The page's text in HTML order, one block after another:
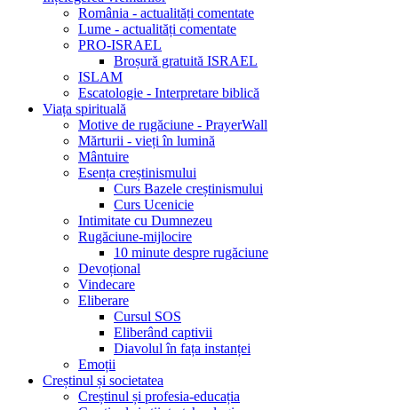
România - actualități comentate
Lume - actualități comentate
PRO-ISRAEL
Broșură gratuită ISRAEL
ISLAM
Escatologie - Interpretare biblică
Viața spirituală
Motive de rugăciune - PrayerWall
Mărturii - vieți în lumină
Mântuire
Esența creștinismului
Curs Bazele creștinismului
Curs Ucenicie
Intimitate cu Dumnezeu
Rugăciune-mijlocire
10 minute despre rugăciune
Devoțional
Vindecare
Eliberare
Cursul SOS
Eliberând captivii
Diavolul în fața instanței
Emoții
Creștinul și societatea
Creștinul și profesia-educația